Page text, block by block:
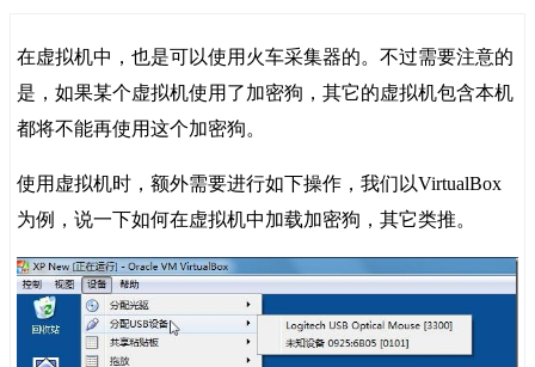
在虚拟机中，也是可以使用火车采集器的。不过需要注意的
是，如果某个虚拟机使用了加密狗，其它的虚拟机包含本机
都将不能再使用这个加密狗。
使用虚拟机时，额外需要进行如下操作，我们以VirtualBox
为例，说一下如何在虚拟机中加载加密狗，其它类推。